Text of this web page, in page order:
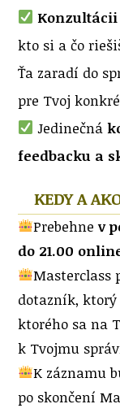
kto si a čo
Ťa zaradí do
pre Tvoj
Jedinečná
feedbacku a
KEDY A
Prebehnev
do 21.00
Masterclass
dotazník, ktorý
ktorého sa na
k Tvojmu
K záznamu
po skončení